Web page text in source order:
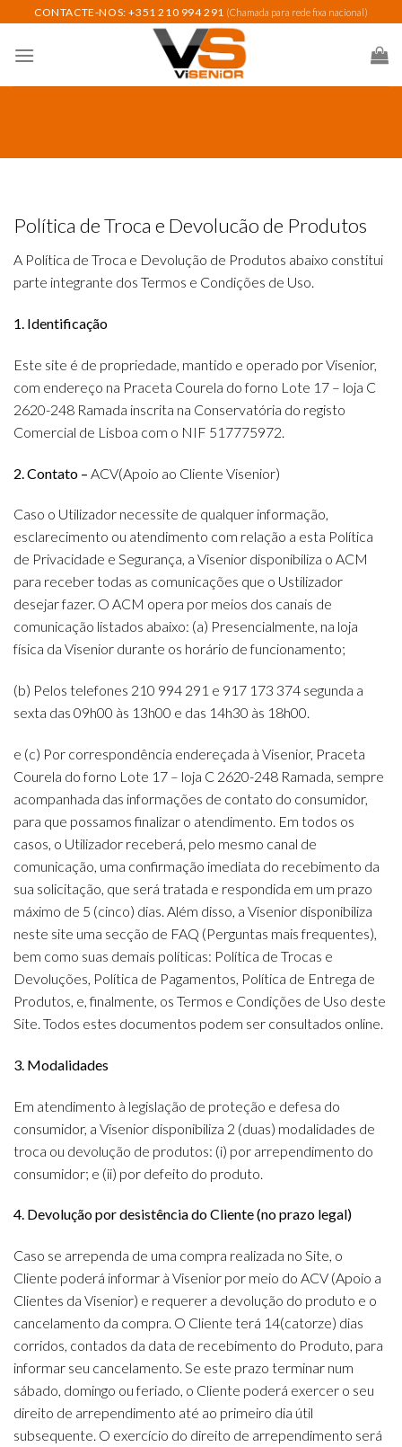
content
CONTACTE-NOS: +351 210 994 291 (Chamada para rede fixa nacional)
Política de Troca e Devolucão de Produtos
A Política de Troca e Devolução de Produtos abaixo constitui
parte integrante dos Termos e Condições de Uso.
1. Identificação
Este site é de propriedade, mantido e operado por Visenior,
com endereço na Praceta Courela do forno Lote 17 – loja C
2620-248 Ramada inscrita na Conservatória do registo
Comercial de Lisboa com o NIF 517775972.
2. Contato – ACV(Apoio ao Cliente Visenior)
Caso o Utilizador necessite de qualquer informação,
esclarecimento ou atendimento com relação a esta Política
de Privacidade e Segurança, a Visenior disponibiliza o ACM
para receber todas as comunicações que o Ustilizador
desejar fazer. O ACM opera por meios dos canais de
comunicação listados abaixo: (a) Presencialmente, na loja
física da Visenior durante os horário de funcionamento;
(b) Pelos telefones 210 994 291 e 917 173 374 segunda a
sexta das 09h00 às 13h00 e das 14h30 às 18h00.
e (c) Por correspondência endereçada à Visenior, Praceta
Courela do forno Lote 17 – loja C 2620-248 Ramada, sempre
acompanhada das informações de contato do consumidor,
para que possamos finalizar o atendimento. Em todos os
casos, o Utilizador receberá, pelo mesmo canal de
comunicação, uma confirmação imediata do recebimento da
sua solicitação, que será tratada e respondida em um prazo
máximo de 5 (cinco) dias. Além disso, a Visenior disponibiliza
neste site uma secção de FAQ (Perguntas mais frequentes),
bem como suas demais políticas: Política de Trocas e
Devoluções, Política de Pagamentos, Política de Entrega de
Produtos, e, finalmente, os Termos e Condições de Uso deste
Site. Todos estes documentos podem ser consultados online.
3. Modalidades
Em atendimento à legislação de proteção e defesa do
consumidor, a Visenior disponibiliza 2 (duas) modalidades de
troca ou devolução de produtos: (i) por arrependimento do
consumidor; e (ii) por defeito do produto.
4. Devolução por desistência do Cliente (no prazo legal)
Caso se arrependa de uma compra realizada no Site, o
Cliente poderá informar à Visenior por meio do ACV (Apoio a
Clientes da Visenior) e requerer a devolução do produto e o
cancelamento da compra. O Cliente terá 14(catorze) dias
corridos, contados da data de recebimento do Produto, para
informar seu cancelamento. Se este prazo terminar num
sábado, domingo ou feriado, o Cliente poderá exercer o seu
direito de arrependimento até ao primeiro dia útil
subsequente. O exercício do direito de arrependimento será